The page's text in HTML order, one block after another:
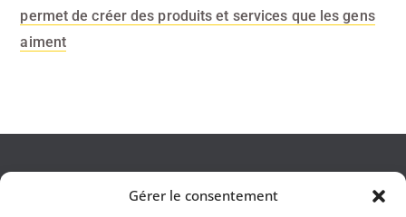
Gérer le consentement
permet de créer des produits et services que les gens
aiment
Alizé Studio